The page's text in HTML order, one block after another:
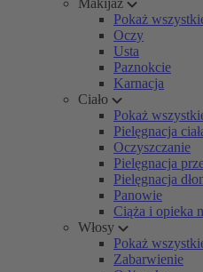
Makijaż
Pokaż
Oczy
Usta
Paznokcie
Karnacja
Ciało
Pokaż
Pielęgnacja
Oczyszczanie
Pielęgnacja
Pielęgnacja
Panowie
Ciąża i opieka
Włosy
Pokaż
Zabarwienie